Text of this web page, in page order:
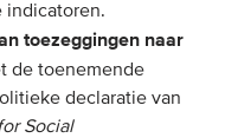
indicatoren.
toezeggingen naar
de toenemende
declaratie van
Social